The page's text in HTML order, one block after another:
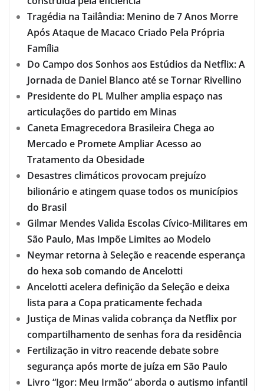
Tragédia na Tailândia: Menino de 7 Anos Morre
Após Ataque de Macaco Criado Pela Própria
Família
Do Campo dos Sonhos aos Estúdios da Netflix: A
Jornada de Daniel Blanco até se Tornar Rivellino
Presidente do PL Mulher amplia espaço nas
articulações do partido em Minas
Caneta Emagrecedora Brasileira Chega ao
Mercado e Promete Ampliar Acesso ao
Tratamento da Obesidade
Desastres climáticos provocam prejuízo
bilionário e atingem quase todos os municípios
do Brasil
Gilmar Mendes Valida Escolas Cívico-Militares em
São Paulo, Mas Impõe Limites ao Modelo
Neymar retorna à Seleção e reacende esperança
do hexa sob comando de Ancelotti
Ancelotti acelera definição da Seleção e deixa
lista para a Copa praticamente fechada
Justiça de Minas valida cobrança da Netflix por
compartilhamento de senhas fora da residência
Fertilização in vitro reacende debate sobre
segurança após morte de juíza em São Paulo
Livro “Igor: Meu Irmão” aborda o autismo infantil